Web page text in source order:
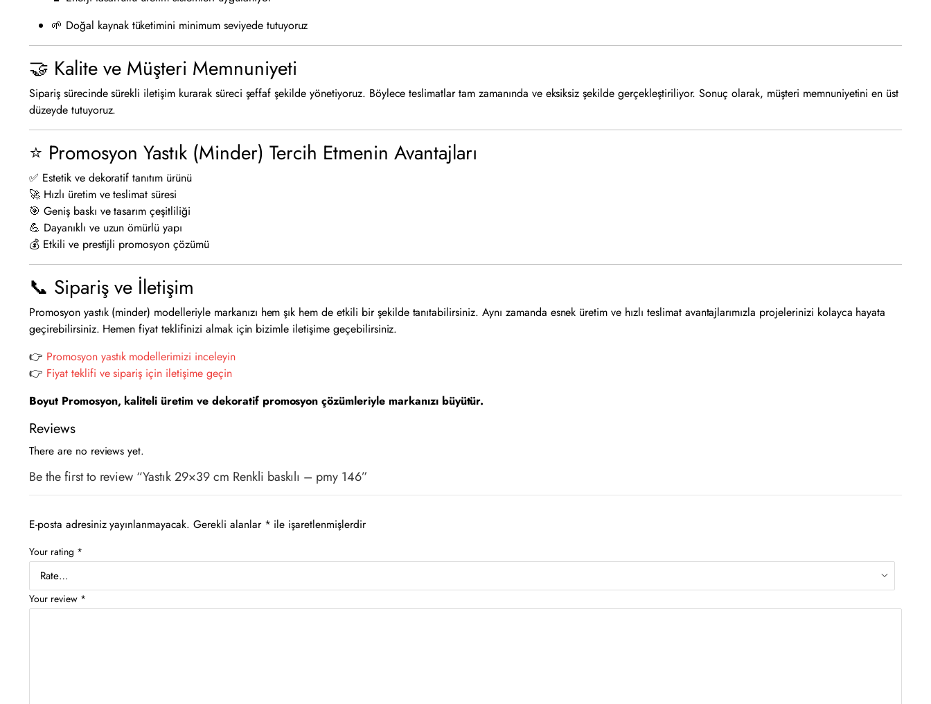
🌱 Doğal kaynak tüketimini minimum seviyede tutuyoruz
🤝 Kalite ve Müşteri Memnuniyeti
Sipariş sürecinde sürekli iletişim kurarak süreci şeffaf şekilde yönetiyoruz. Böylece teslimatlar tam zamanında ve eksiksiz şekilde gerçekleştiriliyor. Sonuç olarak, müşteri memnuniyetini en üst
düzeyde tutuyoruz.
⭐ Promosyon Yastık (Minder) Tercih Etmenin Avantajları
✅ Estetik ve dekoratif tanıtım ürünü
🚀 Hızlı üretim ve teslimat süresi
🎯 Geniş baskı ve tasarım çeşitliliği
💪 Dayanıklı ve uzun ömürlü yapı
💰 Etkili ve prestijli promosyon çözümü
📞 Sipariş ve İletişim
Promosyon yastık (minder) modelleriyle markanızı hem şık hem de etkili bir şekilde tanıtabilirsiniz. Aynı zamanda esnek üretim ve hızlı teslimat avantajlarımızla projelerinizi kolayca hayata
geçirebilirsiniz. Hemen fiyat teklifinizi almak için bizimle iletişime geçebilirsiniz.
👉 Promosyon yastık modellerimizi inceleyin
👉 Fiyat teklifi ve sipariş için iletişime geçin
Boyut Promosyon, kaliteli üretim ve dekoratif promosyon çözümleriyle markanızı büyütür.
Reviews
There are no reviews yet.
Be the first to review “Yastık 29×39 cm Renkli baskılı – pmy 146”
E-posta adresiniz yayınlanmayacak. Gerekli alanlar * ile işaretlenmişlerdir
Your rating *
Your review *